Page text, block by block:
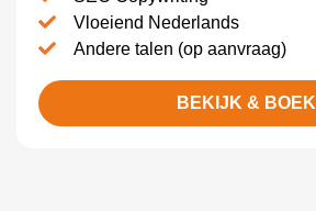
Vloeiend Nederlands
Andere talen (op aanvraag)
BEKIJK & BOEK